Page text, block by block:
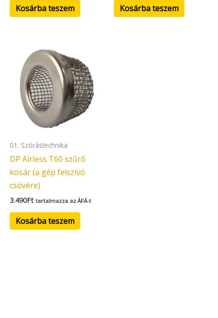
Kosárba teszem Kosárba teszem
01. Szórástechnika
DP Airless T60 szűrő
kosár (a gép felszívó
csövére)
3.490Ft tartalmazza az ÁFÁ-t
Kosárba teszem